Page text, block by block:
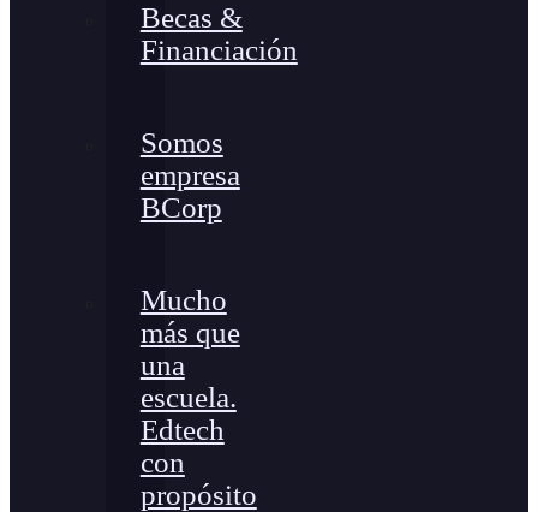
Becas &
Financiación
Somos
empresa
BCorp
Mucho
más que
una
escuela.
Edtech
con
propósito